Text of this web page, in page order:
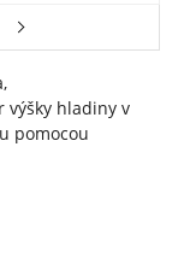
výšky hladiny v
pomocou